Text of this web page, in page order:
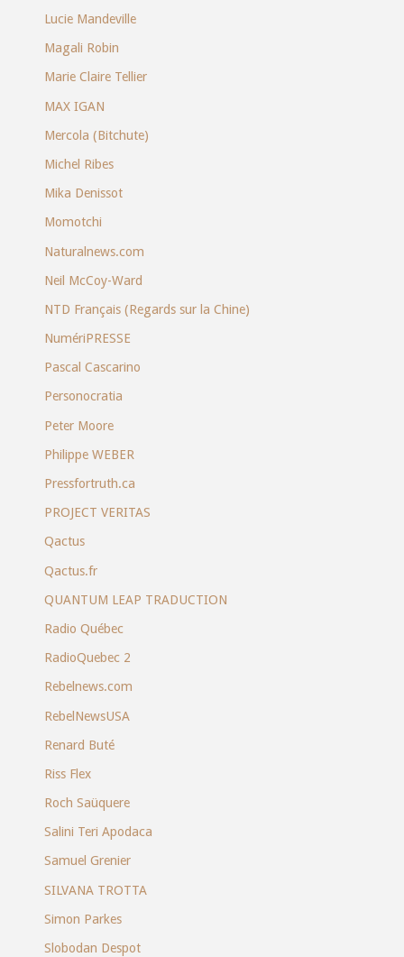
Lucie Mandeville
Magali Robin
Marie Claire Tellier
MAX IGAN
Mercola (Bitchute)
Michel Ribes
Mika Denissot
Momotchi
Naturalnews.com
Neil McCoy-Ward
NTD Français (Regards sur la Chine)
NumériPRESSE
Pascal Cascarino
Personocratia
Peter Moore
Philippe WEBER
Pressfortruth.ca
PROJECT VERITAS
Qactus
Qactus.fr
QUANTUM LEAP TRADUCTION
Radio Québec
RadioQuebec 2
Rebelnews.com
RebelNewsUSA
Renard Buté
Riss Flex
Roch Saüquere
Salini Teri Apodaca
Samuel Grenier
SILVANA TROTTA
Simon Parkes
Slobodan Despot